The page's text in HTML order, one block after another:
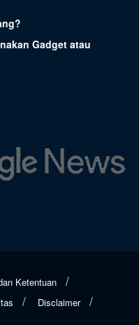
Gadget atau
Ketentuan
Disclaimer